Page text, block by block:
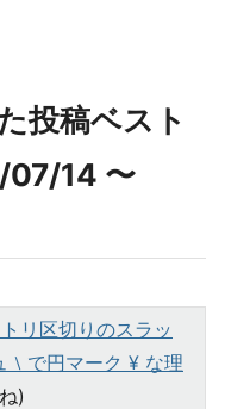
投稿ベスト
07/14 〜
リ区切りのスラッ
⧵ で円マーク ¥ な理
)